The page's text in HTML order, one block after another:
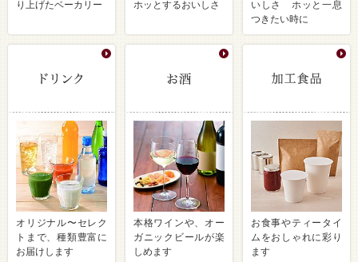
り上げたベーカリー
ホッとするおいしさ
いしさ ホッと一息
つきたい時に
オリジナル〜セレク
トまで、種類豊富に
お届けします
本格ワインや、オー
ガニックビールが楽
しめます
お食事やティータイ
ムをおしゃれに彩り
ます